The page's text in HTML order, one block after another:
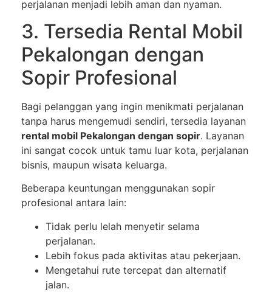
perjalanan menjadi lebih aman dan nyaman.
3. Tersedia Rental Mobil
Pekalongan dengan
Sopir Profesional
Bagi pelanggan yang ingin menikmati perjalanan
tanpa harus mengemudi sendiri, tersedia layanan
rental mobil Pekalongan dengan sopir. Layanan
ini sangat cocok untuk tamu luar kota, perjalanan
bisnis, maupun wisata keluarga.
Beberapa keuntungan menggunakan sopir
profesional antara lain:
Tidak perlu lelah menyetir selama
perjalanan.
Lebih fokus pada aktivitas atau pekerjaan.
Mengetahui rute tercepat dan alternatif
jalan.